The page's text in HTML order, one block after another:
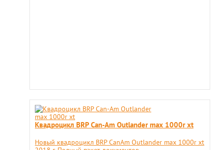
Квадроцикл BRP Can-Am Оutlander max 1000r xt
Новый квадроцикл BRP CanAm Оutlander max 1000r xt